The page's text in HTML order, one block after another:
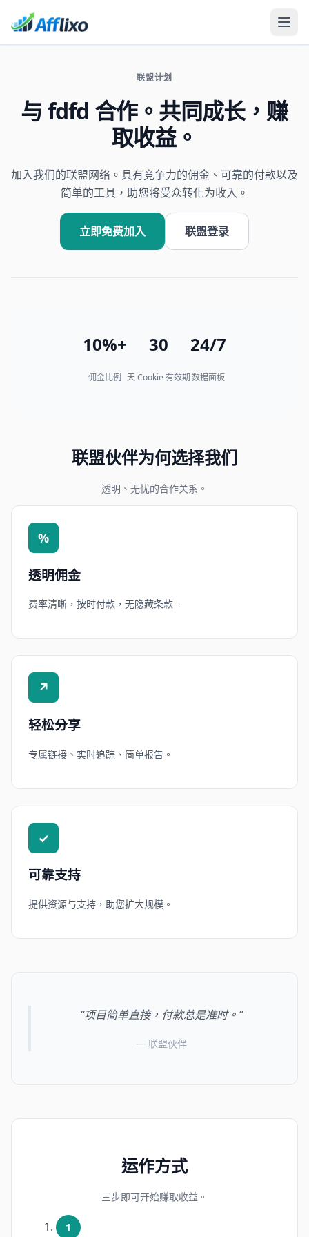
联盟计划
与 fdfd 合作。共同成长，赚
取收益。
加入我们的联盟网络。具有竞争力的佣金、可靠的付款以及
简单的工具，助您将受众转化为收入。
立即免费加入 联盟登录
10%+
佣金比例
30
天 Cookie 有效期
24/7
数据面板
联盟伙伴为何选择我们
透明、无忧的合作关系。
%
透明佣金
费率清晰，按时付款，无隐藏条款。
↗
轻松分享
专属链接、实时追踪、简单报告。
✓
可靠支持
提供资源与支持，助您扩大规模。
“项目简单直接，付款总是准时。”
— 联盟伙伴
运作方式
三步即可开始赚取收益。
1